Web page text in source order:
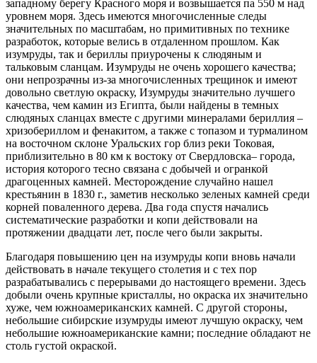
западному берегу Красного моря и возвышается па 550 м над
уровнем моря. Здесь имеются многочисленные следы
значительных по масштабам, но примитивных по технике
разработок, которые велись в отдаленном прошлом. Как
изумруды, так и бериллы приурочены к слюдяным и
тальковым сланцам. Изумруды не очень хорошего качества;
они непрозрачны из-за многочисленных трещинок и имеют
довольно светлую окраску, Изумруды значительно лучшего
качества, чем камин из Египта, были найдены в темных
слюдяных сланцах вместе с другими минералами бериллия –
хризобериллом и фенакитом, а также с топазом и турмалином
на восточном склоне Уральских гор близ реки Токовая,
приблизительно в 80 км к востоку от Свердловска– города,
история которого тесно связана с добычей и огранкой
драгоценных камней. Месторождение случайно нашел
крестьянин в 1830 г., заметив несколько зеленых камней среди
корней поваленного дерева. Два года спустя начались
систематические разработки и копи действовали на
протяжении двадцати лет, после чего были закрыты.
Благодаря повышению цен на изумруды копи вновь начали
действовать в начале текущего столетия и с тех пор
разрабатывались с перерывами до настоящего времени. Здесь
добыли очень крупные кристаллы, но окраска их значительно
хуже, чем южноамериканских камней. С другой стороны,
небольшие сибирские изумруды имеют лучшую окраску, чем
небольшие южноамериканские камни; последние обладают не
столь густой окраской.